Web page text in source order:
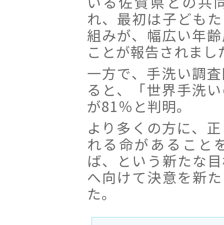
れ、最初は子ども
組みが、幅広い年
ことが報告されまし
一方で、手洗い調
ると、「世界手洗
が81％と判明。
より多くの方に、
れる命があること
ば、という新たな
へ向けて決意を新
た。